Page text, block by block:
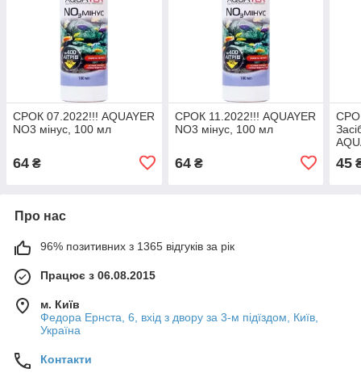
СРОК 07.2022!!! AQUAYER
NO3 мінус, 100 мл
64 ₴
СРОК 11.2022!!! AQUAYER
NO3 мінус, 100 мл
64₴ 45
Про нас
96% позитивних з 1365 відгуків за рік
Працює з 06.08.2015
м. Київ
Федора Ернста, 6, вхід з двору за 3-м підїздом, Київ,
Україна
Контакти